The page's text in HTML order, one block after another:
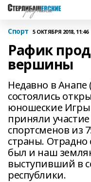
Спорт 5 ОКТЯБРЯ 2018, 11:46
Рафик
вершины
Недавно в Анапе
состоялись
юношеские Игры
приняли
спортсменов из
страны. Отрадно
был и наш
выступивший в
республики.